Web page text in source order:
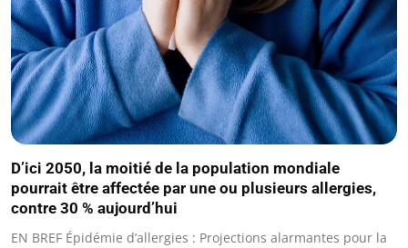
D’ici 2050, la moitié de la population mondiale
pourrait être affectée par une ou plusieurs allergies,
contre 30 % aujourd’hui
EN BREF Épidémie d’allergies : Projections alarmantes pour la